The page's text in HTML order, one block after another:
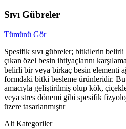
Sıvı Gübreler
Tümünü Gör
Spesifik sıvı gübreler; bitkilerin
çıkan özel besin ihtiyaçlarını
belirli bir veya birkaç besin elementi
formdaki bitki besleme ürünleridir.
amacıyla geliştirilmiş olup kök,
veya stres dönemi gibi spesifik
üzere tasarlanmıştır
Alt Kategoriler